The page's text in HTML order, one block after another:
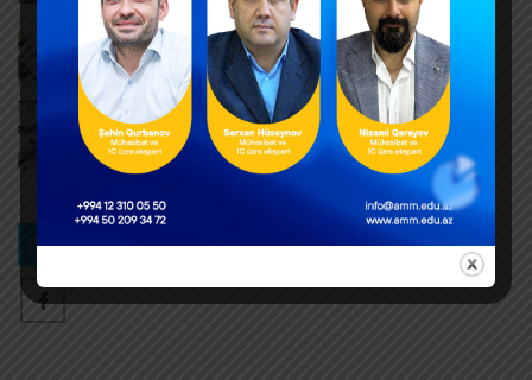
Hər yeni invoys üzrə ayrıca DTA-03 ərizəsi təqdim
edilməlidirmi?
AUGUST 6, 2026
Dövlət mülkiyyətində olan əsas vəsaitlərin
verilməsi qaydası dəyişib
AUGUST 5, 2026
Bizi izləyin